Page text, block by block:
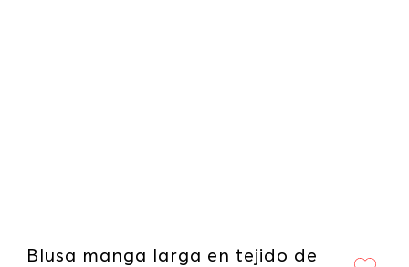
Blusa manga larga en tejido de